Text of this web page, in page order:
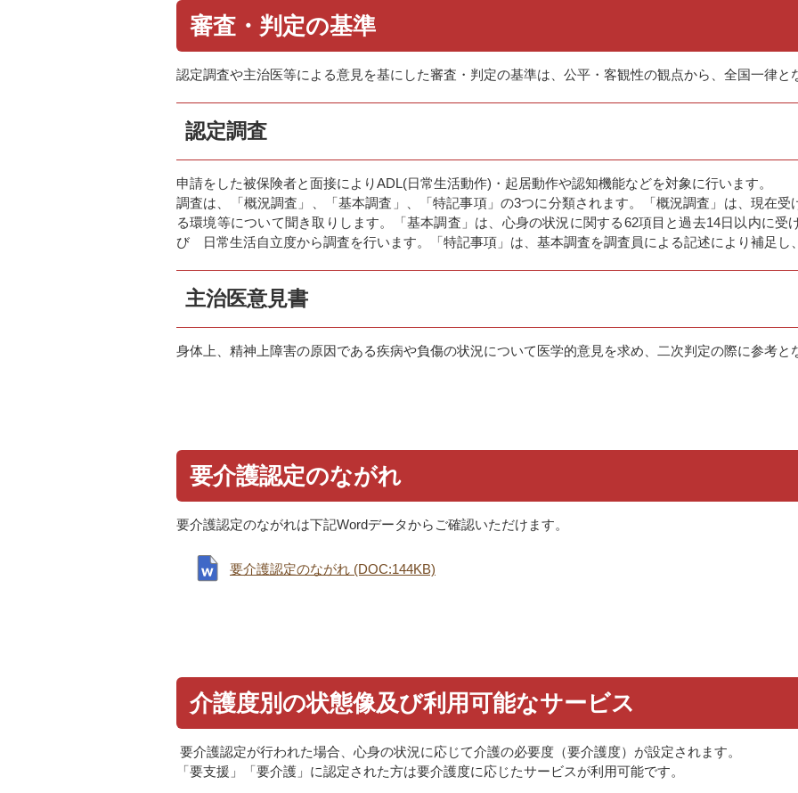
審査・判定の基準
認定調査や主治医等による意見を基にした審査・判定の基準は、公平・客観性の観点から、全国一律と
認定調査
申請をした被保険者と面接によりADL(日常生活動作)・起居動作や認知機能などを対象に行います。
調査は、「概況調査」、「基本調査」、「特記事項」の3つに分類されます。「概況調査」は、現在
る環境等について聞き取りします。「基本調査」は、心身の状況に関する62項目と過去14日以内に受
び 日常生活自立度から調査を行います。「特記事項」は、基本調査を調査員による記述により補足し
主治医意見書
身体上、精神上障害の原因である疾病や負傷の状況について医学的意見を求め、二次判定の際に参考と
要介護認定のながれ
要介護認定のながれは下記Wordデータからご確認いただけます。
要介護認定のながれ (DOC:144KB)
介護度別の状態像及び利用可能なサービス
要介護認定が行われた場合、心身の状況に応じて介護の必要度（要介護度）が設定されます。
「要支援」「要介護」に認定された方は要介護度に応じたサービスが利用可能です。